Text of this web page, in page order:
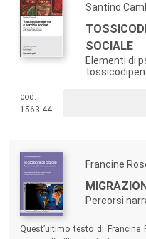
Santino
SOCIALE
Elementi di
cod.
1563.44
Francine
Percorsi
Quest’ultimo testo di